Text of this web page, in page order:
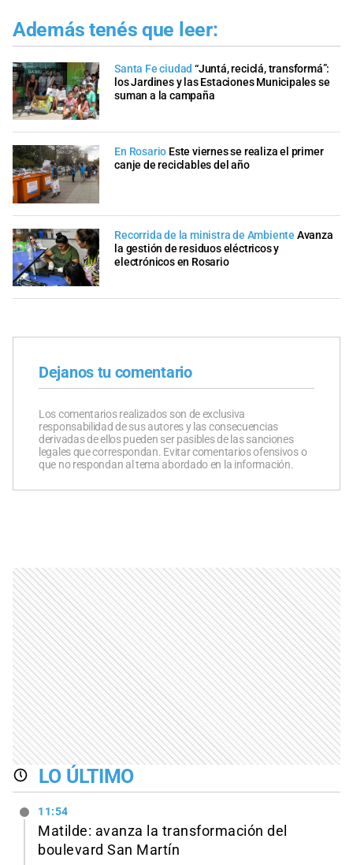
Además tenés que leer:
Santa Fe ciudad “Juntá, reciclá, transformá”:
los Jardines y las Estaciones Municipales se
suman a la campaña
En Rosario Este viernes se realiza el primer
canje de reciclables del año
Recorrida de la ministra de Ambiente Avanza
la gestión de residuos eléctricos y
electrónicos en Rosario
Dejanos tu comentario
Los comentarios realizados son de exclusiva
responsabilidad de sus autores y las consecuencias
derivadas de ellos pueden ser pasibles de las sanciones
legales que correspondan. Evitar comentarios ofensivos o
que no respondan al tema abordado en la información.
LO ÚLTIMO
11:54
Matilde: avanza la transformación del
boulevard San Martín